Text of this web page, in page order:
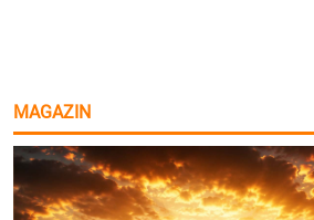
MAGAZIN